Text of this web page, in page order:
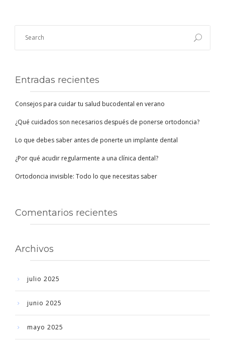
Entradas recientes
Consejos para cuidar tu salud bucodental en verano
¿Qué cuidados son necesarios después de ponerse ortodoncia?
Lo que debes saber antes de ponerte un implante dental
¿Por qué acudir regularmente a una clínica dental?
Ortodoncia invisible: Todo lo que necesitas saber
Comentarios recientes
Archivos
julio 2025
junio 2025
mayo 2025